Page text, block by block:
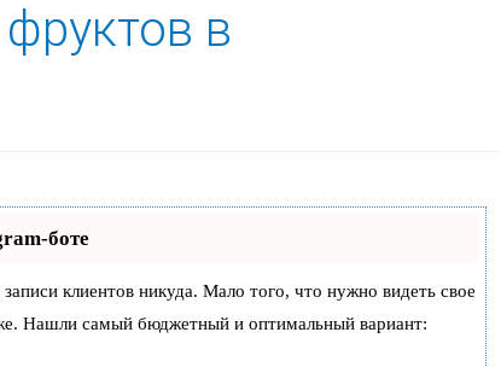
в
боте
клиентов никуда. Мало того, что нужно видеть свое
Нашли самый бюджетный и оптимальный вариант: